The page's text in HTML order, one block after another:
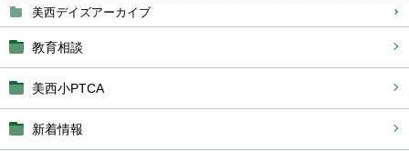
美西デイズアーカイブ
教育相談
美西小PTCA
新着情報